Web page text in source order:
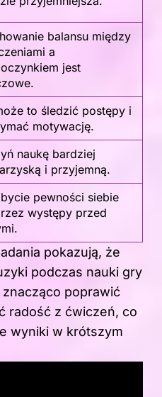
balansu między
a
jest
to śledzić postępy i
motywację.
naukę bardziej
i przyjemną.
pewności siebie
występy przed
pokazują, że
podczas nauki gry
poprawić
radość z ćwiczeń, co
wyniki w krótszym